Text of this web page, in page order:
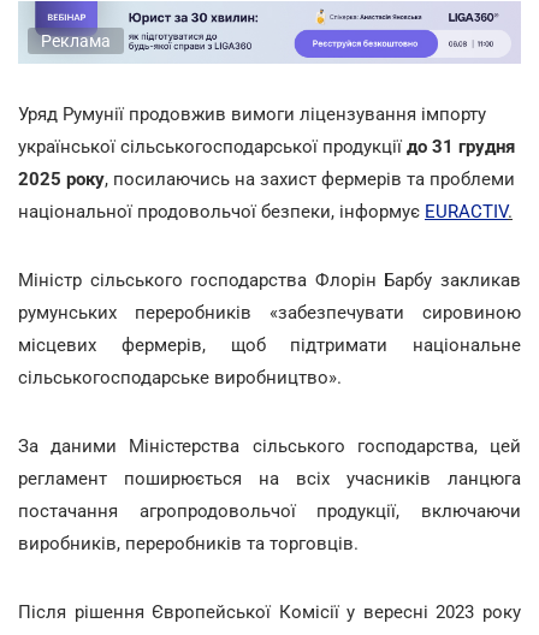
Реклама
Уряд Румунії продовжив вимоги ліцензування імпорту
української сільськогосподарської продукції до 31 грудня
2025 року, посилаючись на захист фермерів та проблеми
національної продовольчої безпеки, інформує EURACTIV.
Міністр сільського господарства Флорін Барбу закликав
румунських переробників «забезпечувати сировиною
місцевих фермерів, щоб підтримати національне
сільськогосподарське виробництво».
За даними Міністерства сільського господарства, цей
регламент поширюється на всіх учасників ланцюга
постачання агропродовольчої продукції, включаючи
виробників, переробників та торговців.
Після рішення Європейської Комісії у вересні 2023 року